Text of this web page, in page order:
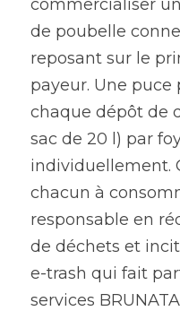
commercialiser
de poubelle
reposant sur le
payeur. Une puce
chaque dépôt de
sac de 20 l) par
individuellement.
chacun à
responsable en
de déchets et
e-trash qui fait
services